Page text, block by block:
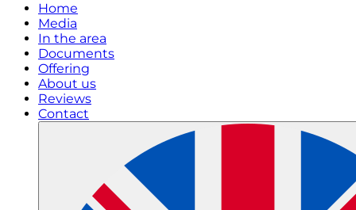
Home
Media
In the area
Documents
Offering
About us
Reviews
Contact